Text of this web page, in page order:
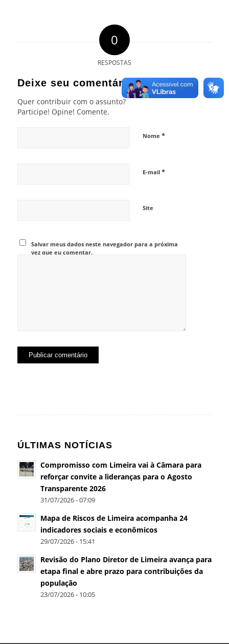
0
RESPOSTAS
Deixe seu comentário
Quer contribuir com o assunto?
Participe! Opine! Comente.
Nome *
E-mail *
Site
Salvar meus dados neste navegador para a próxima
vez que eu comentar.
ÚLTIMAS NOTÍCIAS
Compromisso com Limeira vai à Câmara para
reforçar convite a lideranças para o Agosto
Transparente 2026
31/07/2026 - 07:09
Mapa de Riscos de Limeira acompanha 24
indicadores sociais e econômicos
29/07/2026 - 15:41
Revisão do Plano Diretor de Limeira avança para
etapa final e abre prazo para contribuições da
população
23/07/2026 - 10:05